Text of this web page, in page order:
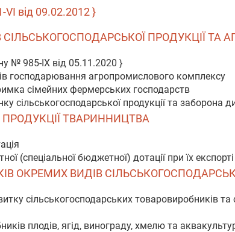
від 09.02.2012 }
ПРОДУКЦІЇ ТА
№ 985-IX від 05.11.2020 }
господарювання агропромислового комплексу
сімейних фермерських господарств
сільськогосподарської продукції та заборона
ТВАРИННИЦТВА
(спеціальної бюджетної) дотації при їх експорті
ОКРЕМИХ ВИДІВ
сільськогосподарських товаровиробників
плодів, ягід, винограду, хмелю та